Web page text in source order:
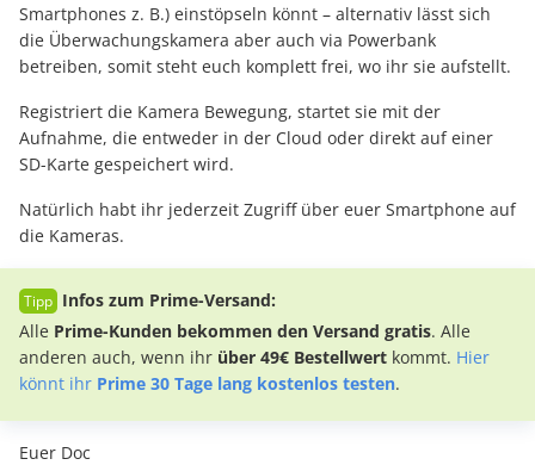
Smartphones z. B.) einstöpseln könnt – alternativ lässt sich
die Überwachungskamera aber auch via Powerbank
betreiben, somit steht euch komplett frei, wo ihr sie aufstellt.
Registriert die Kamera Bewegung, startet sie mit der
Aufnahme, die entweder in der Cloud oder direkt auf einer
SD-Karte gespeichert wird.
Natürlich habt ihr jederzeit Zugriff über euer Smartphone auf
die Kameras.
Infos zum Prime-Versand:
Alle Prime-Kunden bekommen den Versand gratis. Alle
anderen auch, wenn ihr über 49€ Bestellwert kommt. Hier
könnt ihr Prime 30 Tage lang kostenlos testen.
Euer Doc